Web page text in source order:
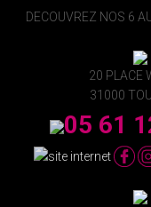
DECOUVREZ NOS 6
20 PLACE
31000
05 61